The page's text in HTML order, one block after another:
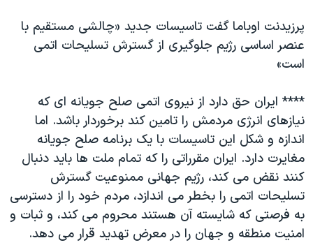
پرزیدنت اوباما گفت تاسیسات جدید «چالشی مستقیم با
عنصر اساسی رژیم جلوگیری از گسترش تسلیحات اتمی
است»
**** ایران حق دارد از نیروی اتمی صلح جویانه ای که
نیازهای انرژی مردمش را تامین کند برخوردار باشد. اما
اندازه و شکل این تاسیسات با یک برنامه صلح جویانه
مغایرت دارد. ایران مقرراتی را که تمام ملت ها باید دنبال
کنند نقض می کند، رژیم جهانی ممنوعیت گسترش
تسلیحات اتمی را بخطر می اندازد، مردم خود را از دسترسی
به فرصتی که شایسته آن هستند محروم می کند، و ثبات و
امنیت منطقه و جهان را در معرض تهدید قرار می دهد.